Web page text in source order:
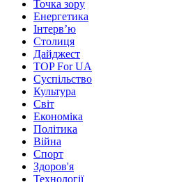
Точка зору
Енергетика
Інтерв’ю
Столиця
Дайджест
TOP For UA
Суспiльство
Культура
Світ
Економіка
Політика
Війна
Спорт
Здоров'я
Технології